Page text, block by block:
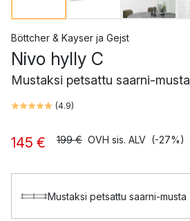
Böttcher & Kayser ja Gejst
Nivo hylly C
Mustaksi petsattu saarni-musta
(4.9)
145 € 199 € OVH sis. ALV (-27%)
Mustaksi petsattu saarni-musta